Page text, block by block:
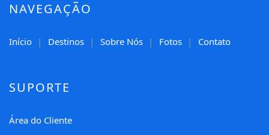
NAVEGAÇÃO
Início Destinos Sobre Nós Fotos Contato
SUPORTE
Área do Cliente